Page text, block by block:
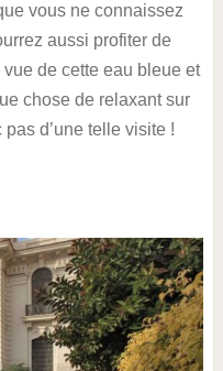
vous ne connaissez
aussi profiter de
de cette eau bleue et
chose de relaxant sur
d’une telle visite !